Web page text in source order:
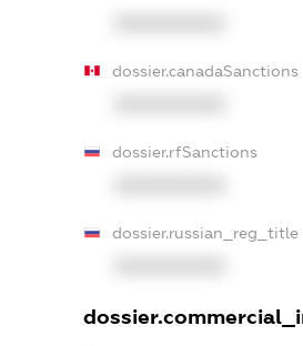
dossier.canadaSanctions
dossier.rfSanctions
dossier.russian_reg_title